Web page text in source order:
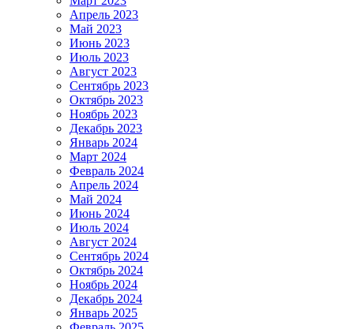
Апрель 2023
Май 2023
Июнь 2023
Июль 2023
Август 2023
Сентябрь 2023
Октябрь 2023
Ноябрь 2023
Декабрь 2023
Январь 2024
Март 2024
Февраль 2024
Апрель 2024
Май 2024
Июнь 2024
Июль 2024
Август 2024
Сентябрь 2024
Октябрь 2024
Ноябрь 2024
Декабрь 2024
Январь 2025